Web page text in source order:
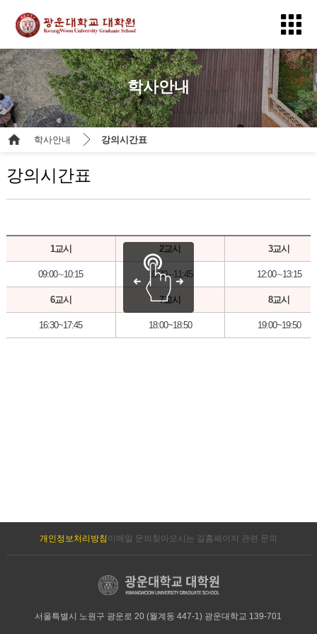
학사안내
학사안내 강의시간표
강의시간표
1교시 2교시 3교시
09:00∼10:15 10:30∼11:45 12:00∼13:15
6교시 7교시 8교시
16:30~17:45 18:00~18:50 19:00~19:50
개인정보처리방침 이메일 문의 찾아오시는 길 홈페이지 관련 문의
서울특별시 노원구 광운로 20 (월계동 447-1) 광운대학교 139-701